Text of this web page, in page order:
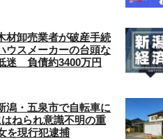
材卸売業者が破産手続
スメーカーの台頭な
迷 負債約3400万円
潟・五泉市で自転車に
ねられ意識不明の重
を現行犯逮捕